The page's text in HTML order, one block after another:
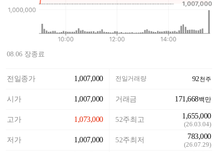
08.06 장종료
전일종가 1,007,000
시가 1,007,000
고가 1,073,000
저가 1,007,000
전일거래량 92천주
거래금 171,668백만
52주최고 1,655,000
(26.03.04)
52주최저 783,000
(26.07.29)